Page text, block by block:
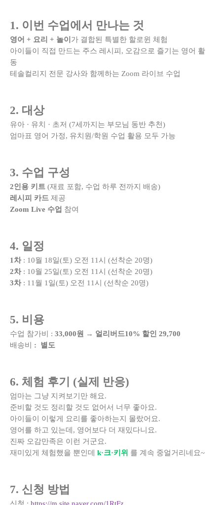
1. 이번 수업에서 만나는 것
영어 + 요리 + 놀이 가 결합된 특별한 할로윈 체험
아이들이 직접 만드는 주스 레시피, 오감으로 즐기는 영어 활
동
테솔컬리지 전문 강사와 함께하는 Zoom 라이브 수업
2. 대상
유아 · 유치 · 초저 (7세까지는 부모님 동반 추천)
엄마표 영어 가정, 유치원/학원 수업 활용 모두 가능
3. 수업 구성
2인용 키트 (재료 포함, 수업 하루 전까지 배송)
레시피 카드 제공
Zoom Live 수업 참여
4. 일정
1차: 10월 18일(토) 오전 11시 (선착순 20명)
2차: 10월 25일(토) 오전 11시 (선착순 20명)
3차: 11월 1일(토) 오전 11시 (선착순 20명)
5. 비용
수업 참가비 : 33,000원 → 얼리버드10% 할인 29,700
배송비
: 별도
6. 체험 후기 (실제 반응)
엄마는 그냥 지켜보기만 해요.
준비할 것도 정리할 것도 없어서 너무 좋아요.
아이들이 이렇게 요리를 좋아하는지 몰랐어요.
영어를 하고 있는데, 영어보다 더 재밌다니요.
진짜 오감만족은 이런 거군요.
재미있게 체험했을 뿐인데 k·크·키위 를 계속 중얼거리네요~
7. 신청 방법